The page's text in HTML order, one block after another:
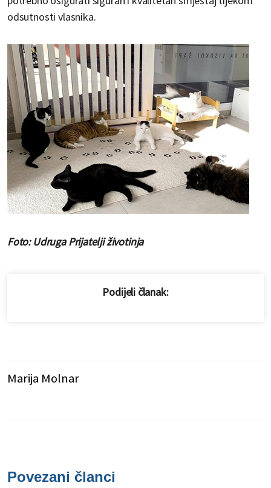
odsutnosti vlasnika.
Foto: Udruga Prijatelji životinja
Podijeli članak:
Marija Molnar
Povezani članci